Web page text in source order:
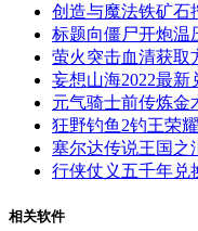
创造与魔法铁矿石
标题向僵尸开炮温
萤火突击血清获取
妄想山海2022最新
元气骑士前传炼金
狂野钓鱼2钓王荣
塞尔达传说王国之
行侠仗义五千年兑
相关软件